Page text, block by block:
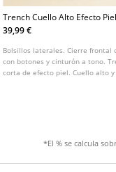
Trench Cuello Alto Efecto Piel
39,99 €
Bolsillos laterales. Cierre frontal
con botones y cinturón a tono.
corta de efecto piel. Cuello alto y
*El % se calcula